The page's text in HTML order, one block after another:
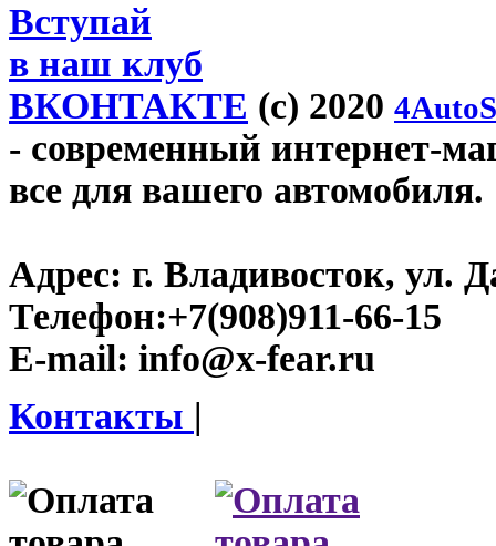
Вступай
в наш клуб
ВКОНТАКТЕ (c) 2020
- современный интернет-
все для вашего автомобиля.
Адрес: г. Владивосток, ул.
Телефон:+7(908)911-66-15
E-mail: info@x-fear.ru
Контакты |